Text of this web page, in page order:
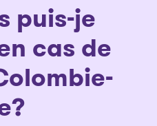
puis-je
cas de